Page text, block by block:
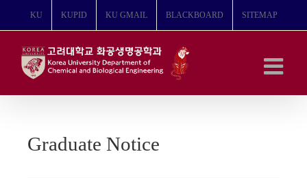
뛰
KU KUPID KU GMAIL BLACKBOARD SITEMAP
Graduate Notice